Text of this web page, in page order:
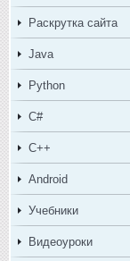
Раскрутка сайта
Java
Python
C#
C++
Android
Учебники
Видеоуроки